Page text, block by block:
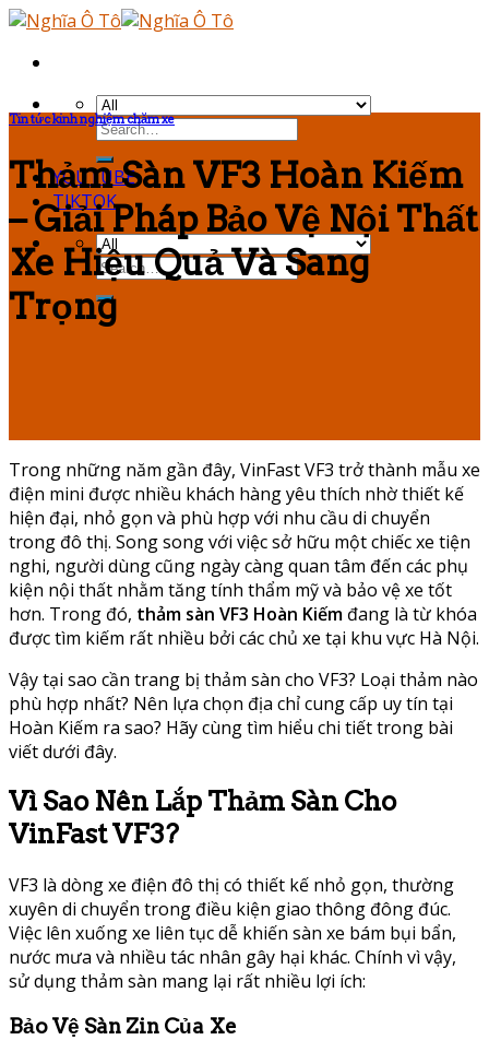
Skip
content
YOUTUBE
TIKTOK
Tin tức kinh nghiệm chăm xe
Thảm Sàn VF3 Hoàn Kiếm
– Giải Pháp Bảo Vệ Nội Thất
Xe Hiệu Quả Và Sang
Trọng
Trong những năm gần đây, VinFast VF3 trở thành mẫu xe
điện mini được nhiều khách hàng yêu thích nhờ thiết kế
hiện đại, nhỏ gọn và phù hợp với nhu cầu di chuyển
trong đô thị. Song song với việc sở hữu một chiếc xe tiện
nghi, người dùng cũng ngày càng quan tâm đến các phụ
kiện nội thất nhằm tăng tính thẩm mỹ và bảo vệ xe tốt
hơn. Trong đó, thảm sàn VF3 Hoàn Kiếm đang là từ khóa
được tìm kiếm rất nhiều bởi các chủ xe tại khu vực Hà Nội.
Vậy tại sao cần trang bị thảm sàn cho VF3? Loại thảm nào
phù hợp nhất? Nên lựa chọn địa chỉ cung cấp uy tín tại
Hoàn Kiếm ra sao? Hãy cùng tìm hiểu chi tiết trong bài
viết dưới đây.
Vì Sao Nên Lắp Thảm Sàn Cho
VinFast VF3?
VF3 là dòng xe điện đô thị có thiết kế nhỏ gọn, thường
xuyên di chuyển trong điều kiện giao thông đông đúc.
Việc lên xuống xe liên tục dễ khiến sàn xe bám bụi bẩn,
nước mưa và nhiều tác nhân gây hại khác. Chính vì vậy,
sử dụng thảm sàn mang lại rất nhiều lợi ích:
Bảo Vệ Sàn Zin Của Xe